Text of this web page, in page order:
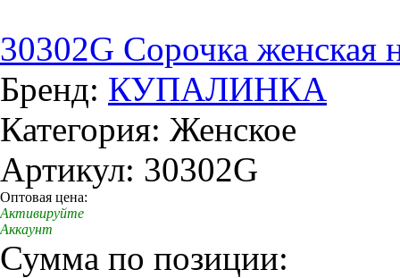
30302G Сорочка женская
Бренд: КУПАЛИНКА
Категория: Женское
Артикул: 30302G
Оптовая цена:
Активируйте
Аккаунт
Сумма по позиции: